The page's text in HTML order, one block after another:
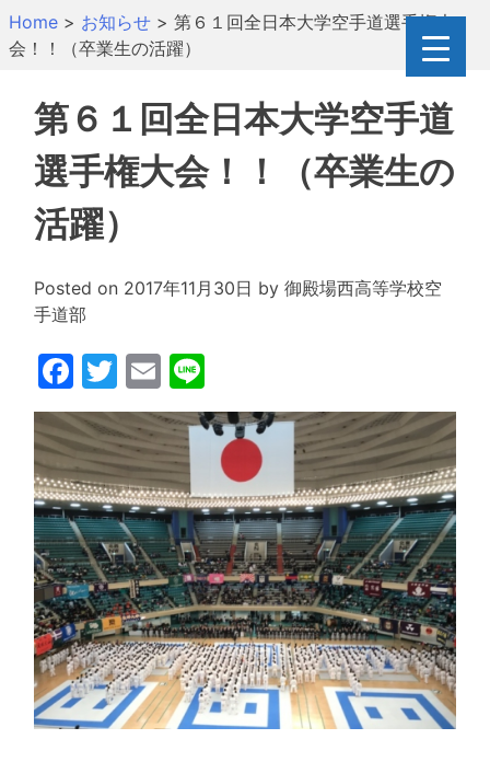
Skip
to
Home > お知らせ > 第６１回全日本大学空手道選手権大
会！！（卒業生の活躍）
第６１回全日本大学空手道
選手権大会！！（卒業生の
活躍）
Posted on 2017年11月30日 by 御殿場西高等学校空
手道部
Facebook
Twitter
Email